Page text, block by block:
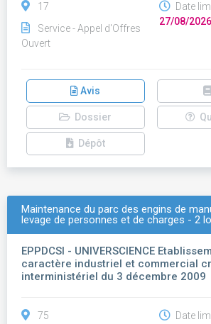
17
Service - Appel d'Offres
Ouvert
Date
27/08/
Avis
Dossier
Dépôt
Maintenance du parc des engins de
levage de personnes et de charges - 2
EPPDCSI - UNIVERSCIENCE
caractère industriel et commercial
interministériel du 3 décembre 2009
75
Date